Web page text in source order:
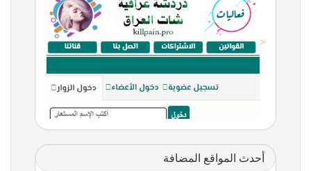
<
أحدث المواقع المضافة